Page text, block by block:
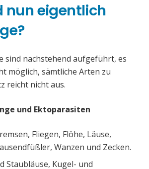
nun eigentlich
sind nachstehend aufgeführt, es
möglich, sämtliche Arten zu
reicht nicht aus.
und Ektoparasiten
Fliegen, Flöhe, Läuse,
Wanzen und Zecken.
Staubläuse, Kugel- und